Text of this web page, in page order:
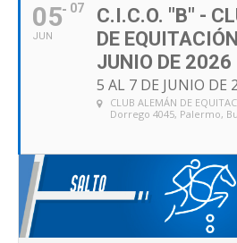
05
JUN
07
C.I.C.O. "B" -
DE
JUNIO DE 2026
5 AL 7 DE JUNIO DE
CLUB ALEMÁN DE
Dorrego 4045, Palermo,